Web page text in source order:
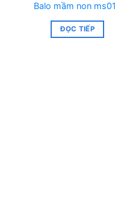
Balo mầm non
ĐỌC TIẾP